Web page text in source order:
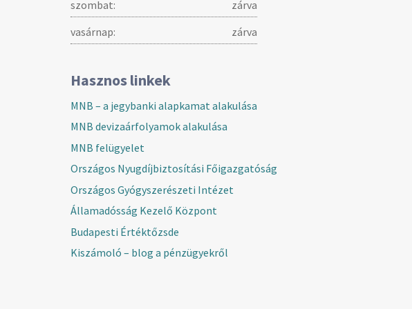
szombat:
zárva
vasárnap:
zárva
Hasznos linkek
MNB – a jegybanki alapkamat alakulása
MNB devizaárfolyamok alakulása
MNB felügyelet
Országos Nyugdíjbiztosítási Főigazgatóság
Országos Gyógyszerészeti Intézet
Államadósság Kezelő Központ
Budapesti Értéktőzsde
Kiszámoló – blog a pénzügyekről